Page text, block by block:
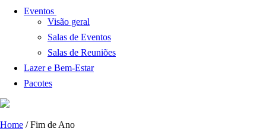
Eventos
Visão geral
Salas de Eventos
Salas de Reuniões
Lazer e Bem-Estar
Pacotes
Home /Fim de Ano